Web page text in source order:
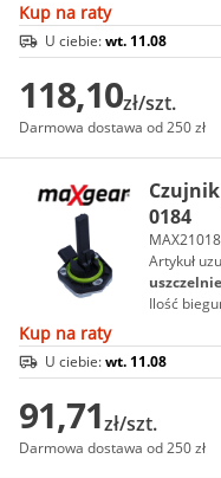
Kup na raty
U ciebie:wt. 11.08
118,10zł/szt.
Darmowa dostawa od 250 zł
0184
Artykuł
Ilość
Kup na raty
U ciebie:wt. 11.08
91,71zł/szt.
Darmowa dostawa od 250 zł